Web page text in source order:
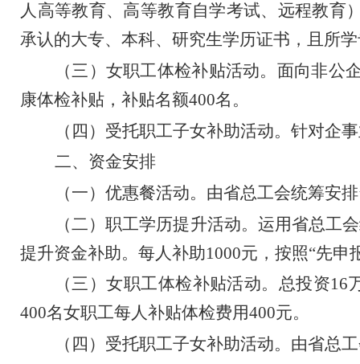
人高等教育、高等教育自学考试、远程教育
承认的大专、本科、研究生学历证书，且所
（三）女职工体检补贴活动。 面向非公
康体检补贴，补贴名额400名。
（四）受托职工子女补助活动。 针对企
二、资金安排
（一）优惠餐活动。 由省总工会统筹安
（二）职工学历提升活动。 运用省总工
提升资金补助。每人补助1000元，按照“先申
（三）女职工体检补贴活动。 总投资16
400名女职工每人补贴体检费用400元。
（四）受托职工子女补助活动。 由省总